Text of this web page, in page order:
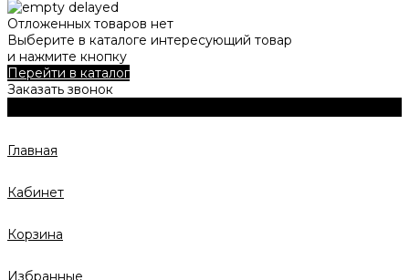
Отложенных товаров нет
Выберите в каталоге интересующий товар
и нажмите кнопку
Перейти в каталог
Заказать звонок
Главная
Кабинет
Корзина
Избранные